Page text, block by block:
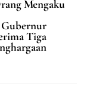
Mengaku
Gubernur
Tiga